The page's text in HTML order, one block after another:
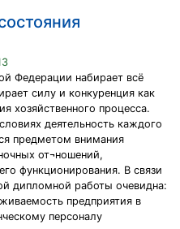
Федерации набирает всё
силу и конкуренция как
хозяйственного процесса.
деятельность каждого
предметом внимания
от¬ношений,
функционирования. В связи
дипломной работы очевидна:
предприятия в
персоналу